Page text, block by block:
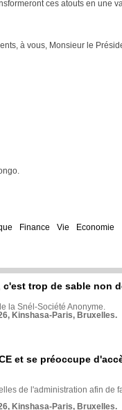
ces atouts en une
à vous, Monsieur le
Finance Vie Economie
c'est trop de sable non
la Snél-Société Anonyme.
Kinshasa-Paris, Bruxelles.
et se préoccupe
de l'administration afin de
Kinshasa-Paris, Bruxelles.